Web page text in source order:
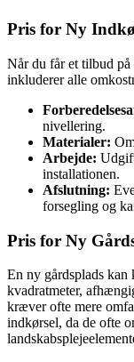
Pris for Ny
Når du får et tilbud
inkluderer alle
nivellering.
Materialer:
Arbejde:
installationen.
Afslutning:
forsegling og
Pris for Ny
En ny gårdsplads kan
kvadratmeter,
kræver ofte mere
indkørsel, da de ofte